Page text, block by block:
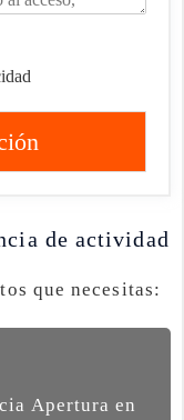
de actividad
que necesitas:
Apertura en